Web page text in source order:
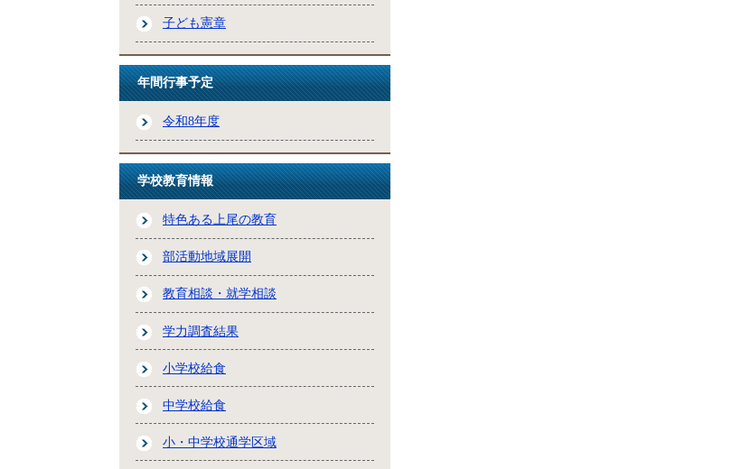
子ども憲章
年間行事予定
令和8年度
学校教育情報
特色ある上尾の教育
部活動地域展開
教育相談・就学相談
学力調査結果
小学校給食
中学校給食
小・中学校通学区域